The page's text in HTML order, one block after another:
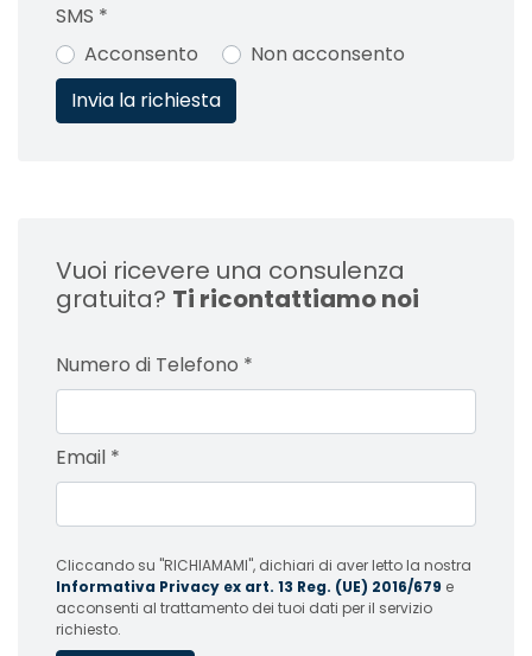
SMS *
Acconsento
Non acconsento
Vuoi ricevere una consulenza
gratuita? Ti ricontattiamo noi
Numero di Telefono *
Email *
Cliccando su "RICHIAMAMI", dichiari di aver letto la nostra
Informativa Privacy ex art. 13 Reg. (UE) 2016/679 e
acconsenti al trattamento dei tuoi dati per il servizio
richiesto.